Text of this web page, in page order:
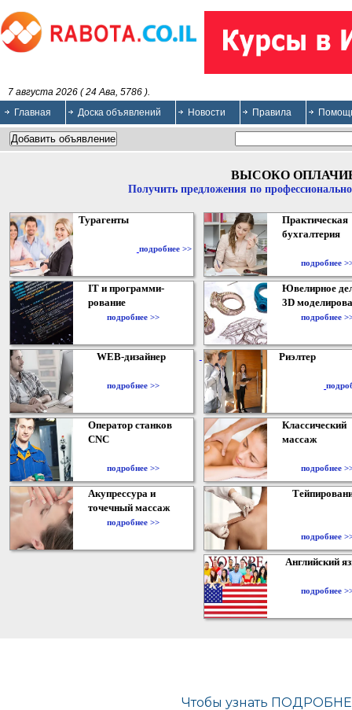
7 августа 2026 ( 24 Ава, 5786 ).
Главная
Доска объявлений Новости Правила
ВЫСОКО
Получить предложения по
Турагенты
подробнее >>
Практическая
бухгалтерия
подробнее
IT и программи-
рование
подробнее >>
Ювелирное
3D
подробнее
WEB-дизайнер
подробнее >>
Риэлтер
Оператор станков
CNC
подробнее >>
Классический
массаж
подробнее
Акупрессура и
точечный массаж
подробнее >>
подробнее
Английский
подробнее